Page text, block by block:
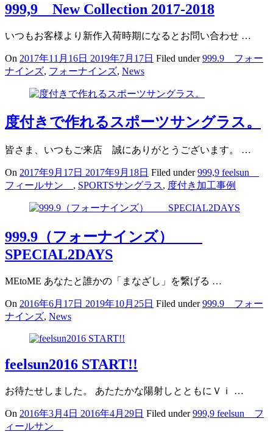
999,9 New Collection 2017-2018
いつもお客様より新作入荷時期になるとお問い合わせ …
On 2017年11月16日 2019年7月17日 Filed under999.9 フォー
ナインズ, フォーナインズ, News
度付きで作れるスポーツサングラス。
皆さま、いつもご来店 誠にありがとうございます。 …
On 2017年9月17日 2017年9月18日 Filed under999,9 feelsun
フィールサン , SPORTSサングラス, 度付き加工事例
999.9（フォーナインズ）
SPECIAL2DAYS
MEtoME あなたと誰かの「まなざし」を繋げる …
On 2016年6月17日 2019年10月25日 Filed under999.9 フォー
ナインズ, News
feelsun2016 START!!
お待たせしました。 あたたかな陽射しとともにＶｉ …
On 2016年3月4日 2016年4月29日 Filed under999,9 feelsun フ
ィールサン